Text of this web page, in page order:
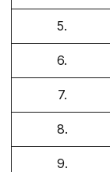
5.
6.
7.
8.
9.